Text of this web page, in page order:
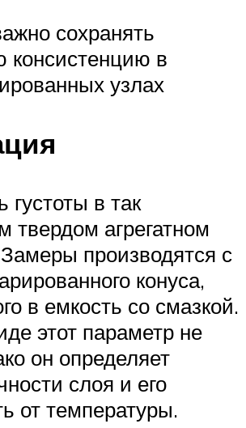
сохранять
консистенцию в
узлах
густоты в так
твердом агрегатном
производятся с
конуса,
в емкость со смазкой.
этот параметр не
он определяет
слоя и его
от температуры.